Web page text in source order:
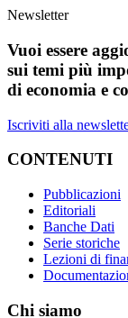
Newsletter
Vuoi essere
sui temi più
di economia e
Iscriviti alla
CONTENUTI
Pubblicazioni
Editoriali
Banche Dati
Serie storiche
Lezioni di
Chi siamo